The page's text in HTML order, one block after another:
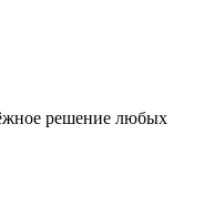
решение любых